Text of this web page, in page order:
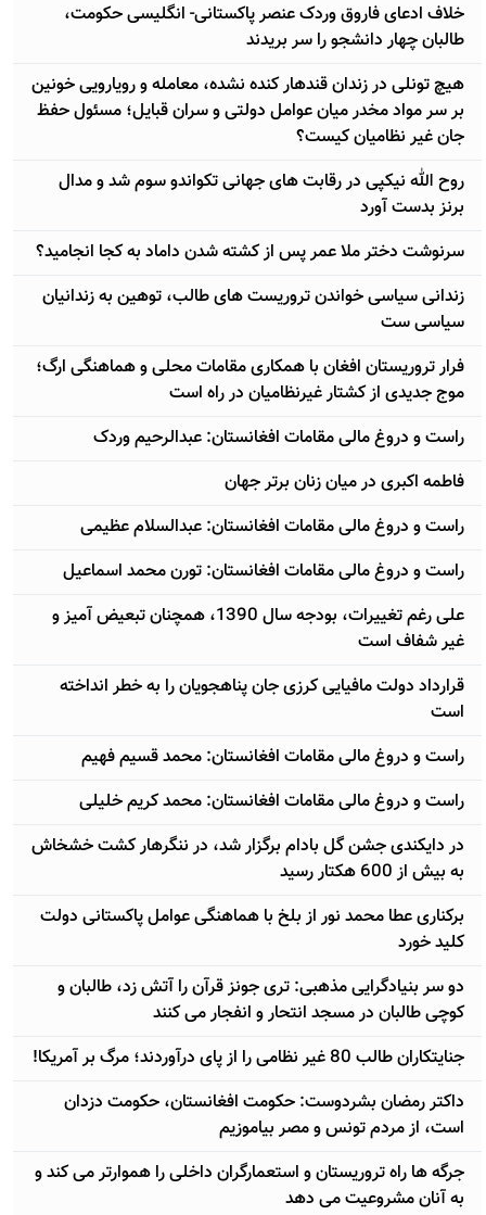
خلاف ادعای فاروق وردک عنصر پاکستانی- انگلیسی حکومت،
طالبان چهار دانشجو را سر بریدند
هیچ تونلی در زندان قندهار کنده نشده، معامله و رویارویی خونین
بر سر مواد مخدر میان عوامل دولتی و سران قبایل؛ مسئول حفظ
جان غیر نظامیان کیست؟
روح الله نیکپی در رقابت های جهانی تکواندو سوم شد و مدال
برنز بدست آورد
سرنوشت دختر ملا عمر پس از کشته شدن داماد به کجا انجامید؟
زندانی سیاسی خواندن تروریست های طالب، توهین به زندانیان
سیاسی ست
فرار تروریستان افغان با همکاری مقامات محلی و هماهنگی ارگ؛
موج جدیدی از کشتار غیرنظامیان در راه است
راست و دروغ مالی مقامات افغانستان: عبدالرحیم وردک
فاطمه اکبری در میان زنان برتر جهان
راست و دروغ مالی مقامات افغانستان: عبدالسلام عظیمی
راست و دروغ مالی مقامات افغانستان: تورن محمد اسماعیل
علی رغم تغییرات، بودجه سال 1390، همچنان تبعیض آمیز و
غیر شفاف است
قرارداد دولت مافیایی کرزی جان پناهجویان را به خطر انداخته
است
راست و دروغ مالی مقامات افغانستان: محمد قسیم فهیم
راست و دروغ مالی مقامات افغانستان: محمد کریم خلیلی
در دایکندی جشن گل بادام برگزار شد، در ننگرهار کشت خشخاش
به بیش از 600 هکتار رسید
برکناری عطا محمد نور از بلخ با هماهنگی عوامل پاکستانی دولت
کلید خورد
دو سر بنیادگرایی مذهبی: تری جونز قرآن را آتش زد، طالبان و
کوچی طالبان در مسجد انتحار و انفجار می کنند
جنایتکاران طالب 80 غیر نظامی را از پای درآوردند؛ مرگ بر آمریکا!
داکتر رمضان بشردوست: حکومت افغانستان، حکومت دزدان
است، از مردم تونس و مصر بیاموزیم
جرگه ها راه تروریستان و استعمارگران داخلی را هموارتر می کند و
به آنان مشروعیت می دهد